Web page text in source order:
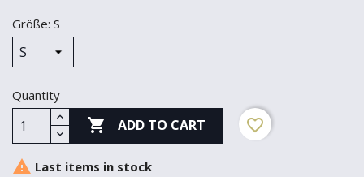
Größe: S
Quantity
 ADD TO CART favorite_border
 Last items in stock